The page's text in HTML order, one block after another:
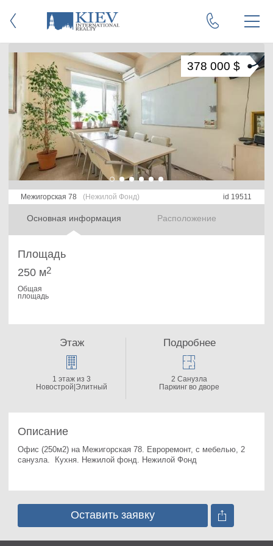
Межигорская 78 (Нежилой Фонд) id 19511
Основная информация Расположение
378 000 $
Площадь
250 м2
Общая
площадь
Описание
Офис (250м2) на Межигорская 78. Евроремонт, с мебелью, 2
санузла.  Кухня. Нежилой фонд. Нежилой Фонд
Этаж
1 этаж из 3
Новострой|Элитный
Подробнее
2 Санузла
Паркинг во дворе
Оставить заявку